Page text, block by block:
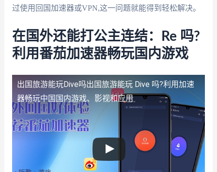
过使用回国加速器或VPN,这一问题就能得到轻松解决。
在国外还能打公主连结：Re 吗?
利用番茄加速器畅玩国内游戏
出国旅游能玩Dive吗出国旅游能玩 Dive 吗?利用加速
器畅玩中国国内游戏、影视和应用